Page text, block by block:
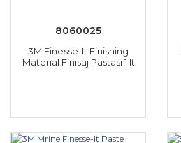
8060025
3M Finesse-It Finishing
Material Finisaj Pastası 1 lt